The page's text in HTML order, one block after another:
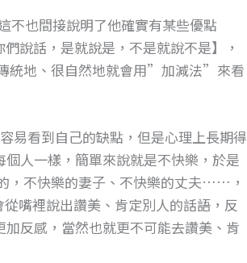
不也間接說明了他確實有某些優點
說話，是就說是，不是就說不是】，
統地、很自然地就會用”加減法”來看
易看到自己的缺點，但是心理上長期得
人一樣，簡單來說就是不快樂，於是
，不快樂的妻子、不快樂的丈夫……，
嘴裡說出讚美、肯定別人的話語，反
反感，當然也就更不可能去讚美、肯